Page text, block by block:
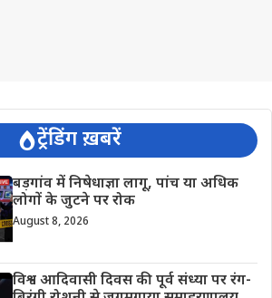
ट्रेंडिंग ख़बरें
बड़गांव में निषेधाज्ञा लागू, पांच या अधिक
लोगों के जुटने पर रोक
August 8, 2026
विश्व आदिवासी दिवस की पूर्व संध्या पर रंग-